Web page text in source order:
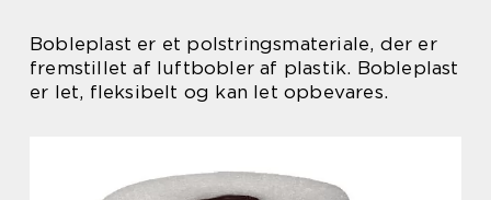
Bobleplast er et polstringsmateriale, der er
fremstillet af luftbobler af plastik. Bobleplast
er let, fleksibelt og kan let opbevares.